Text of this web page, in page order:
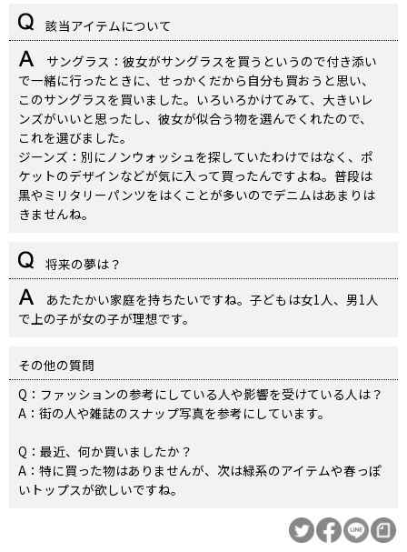
該当アイテムについて
サングラス：彼女がサングラスを買うというので付き添い
で一緒に行ったときに、せっかくだから自分も買おうと思い、
このサングラスを買いました。いろいろかけてみて、大きいレ
ンズがいいと思ったし、彼女が似合う物を選んでくれたので、
これを選びました。
ジーンズ：別にノンウォッシュを探していたわけではなく、ポ
ケットのデザインなどが気に入って買ったんですよね。普段は
黒やミリタリーパンツをはくことが多いのでデニムはあまりは
きませんね。
将来の夢は？
あたたかい家庭を持ちたいですね。子どもは女1人、男1人
で上の子が女の子が理想です。
その他の質問
Q：ファッションの参考にしている人や影響を受けている人は？
A：街の人や雑誌のスナップ写真を参考にしています。
Q：最近、何か買いましたか？
A：特に買った物はありませんが、次は緑系のアイテムや春っぽ
いトップスが欲しいですね。